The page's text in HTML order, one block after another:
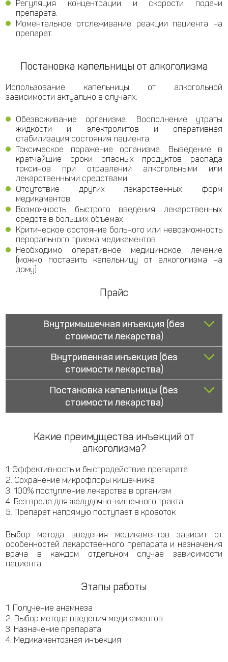
Регуляция концентрации и скорости подачи
препарата.
Моментальное отслеживание реакции пациента на
препарат.
Постановка капельницы от алкоголизма
Использование капельницы от алкогольной
зависимости актуально в случаях:
Обезвоживание организма. Восполнение утраты
жидкости и электролитов и оперативная
стабилизация состояния пациента.
Токсическое поражение организма. Выведение в
кратчайшие сроки опасных продуктов распада
токсинов при отравлении алкогольными или
лекарственными средствами.
Отсутствие других лекарственных форм
медикаментов.
Возможность быстрого введения лекарственных
средств в больших объемах.
Критическое состояние больного или невозможность
перорального приема медикаментов.
Необходимо оперативное медицинское лечение
(можно поставить капельницу от алкоголизма на
дому).
Прайс
Внутримышечная инъекция (без
стоимости лекарства)
Внутривенная инъекция (без
стоимости лекарства)
Постановка капельницы (без
стоимости лекарства)
Какие преимущества инъекций от
алкоголизма?
Эффективность и быстродействие препарата
Сохранение микрофлоры кишечника
100% поступление лекарства в организм
Без вреда для желудочно-кишечного тракта
Препарат напрямую поступает в кровоток
Выбор метода введения медикаментов зависит от
особенностей лекарственного препарата и назначения
врача в каждом отдельном случае зависимости
пациента.
Этапы работы
Получение анамнеза
Выбор метода введения медикаментов
Назначение препарата
Медикаментозная инъекция